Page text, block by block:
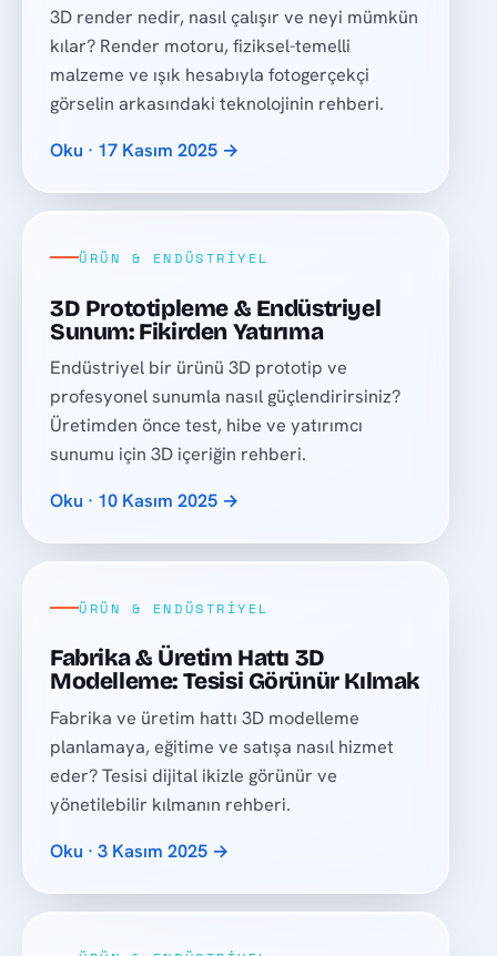
3D render nedir, nasıl çalışır ve neyi mümkün
kılar? Render motoru, fiziksel-temelli
malzeme ve ışık hesabıyla fotogerçekçi
görselin arkasındaki teknolojinin rehberi.
Oku · 17 Kasım 2025 →
ÜRÜN & ENDÜSTRIYEL
3D Prototipleme & Endüstriyel
Sunum: Fikirden Yatırıma
Endüstriyel bir ürünü 3D prototip ve
profesyonel sunumla nasıl güçlendirirsiniz?
Üretimden önce test, hibe ve yatırımcı
sunumu için 3D içeriğin rehberi.
Oku · 10 Kasım 2025 →
ÜRÜN & ENDÜSTRIYEL
Fabrika & Üretim Hattı 3D
Modelleme: Tesisi Görünür Kılmak
Fabrika ve üretim hattı 3D modelleme
planlamaya, eğitime ve satışa nasıl hizmet
eder? Tesisi dijital ikizle görünür ve
yönetilebilir kılmanın rehberi.
Oku · 3 Kasım 2025 →